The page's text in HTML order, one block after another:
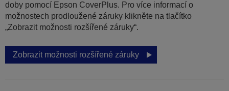
doby pomocí Epson CoverPlus. Pro více informací o
možnostech prodloužené záruky klikněte na tlačítko
„Zobrazit možnosti rozšířené záruky“.
Zobrazit možnosti rozšířené záruky